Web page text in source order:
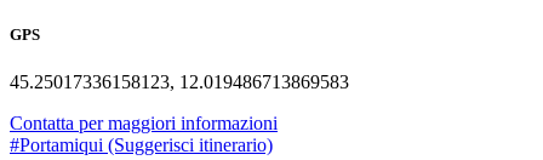
GPS
45.25017336158123, 12.019486713869583
Contatta per maggiori informazioni
#Portamiqui (Suggerisci itinerario)